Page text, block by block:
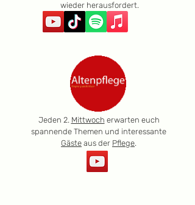
wieder herausfordert.
Jeden 2. Mittwoch erwarten euch
spannende Themen und interessante
Gäste aus der Pflege.